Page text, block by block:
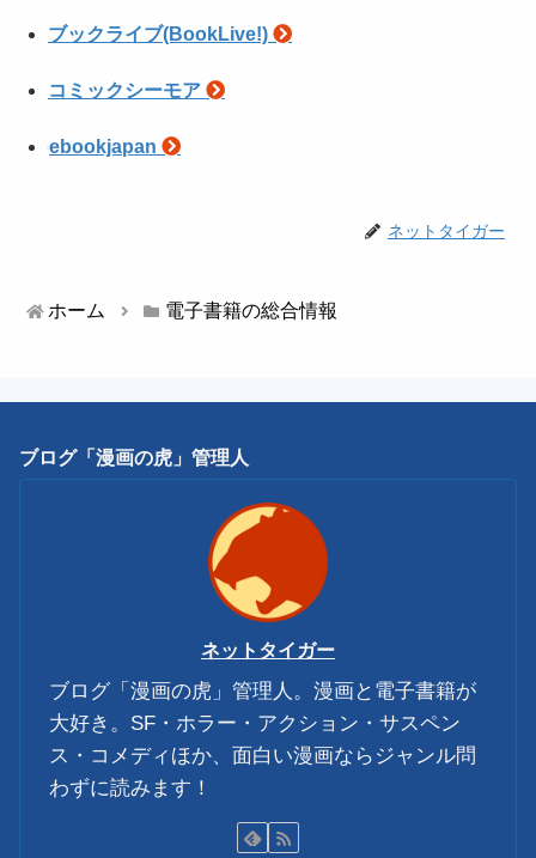
ブックライブ(BookLive!)
コミックシーモア
ebookjapan
ネットタイガー
ホーム 電子書籍の総合情報
ブログ「漫画の虎」管理人
ネットタイガー
ブログ「漫画の虎」管理人。漫画と電子書籍が
大好き。SF・ホラー・アクション・サスペン
ス・コメディほか、面白い漫画ならジャンル問
わずに読みます！